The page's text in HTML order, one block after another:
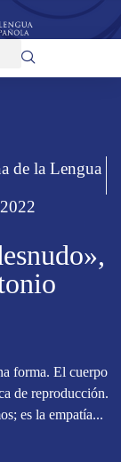
de la Lengua
forma. El cuerpo
de reproducción.
es la empatía...